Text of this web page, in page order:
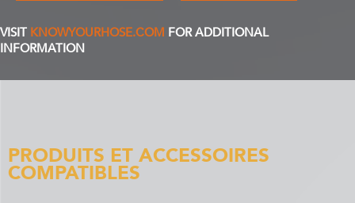
VISIT KNOWYOURHOSE.COM FOR ADDITIONAL
INFORMATION
PRODUITS ET ACCESSOIRES
COMPATIBLES